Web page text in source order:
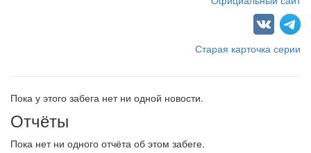
Старая карточка серии
Пока у этого забега нет ни одной новости.
Отчёты
Пока нет ни одного отчёта об этом забеге.